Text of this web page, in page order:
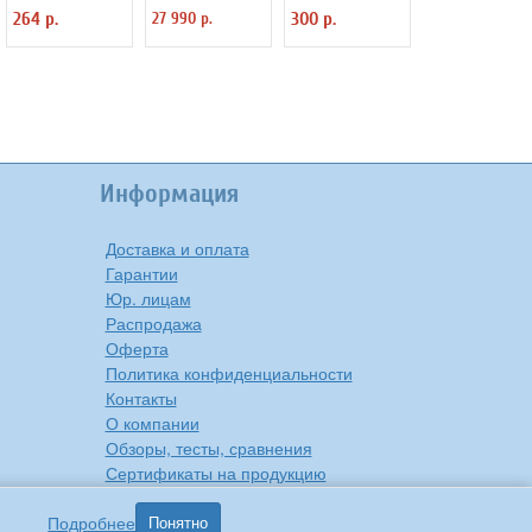
Подробнее Понятно
05 аудио JACK
(M) - JACK (F),
264 р.
ANYSMART PZO-
18 (KD531424)
27 990 р.
освежитель в
машину
300 р.
Информация
Доставка и оплата
Гарантии
Юр. лицам
Распродажа
Оферта
Политика конфиденциальности
Контакты
О компании
Обзоры, тесты, сравнения
Сертификаты на продукцию
Инструкции на русском языке